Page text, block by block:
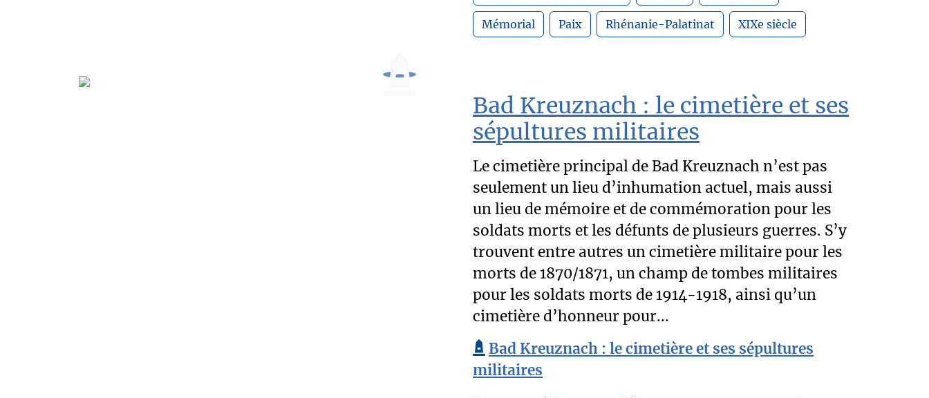
Mémorial Paix Rhénanie-Palatinat XIXe siècle
Bad Kreuznach : le cimetière et ses
sépultures militaires
Le cimetière principal de Bad Kreuznach n’est pas
seulement un lieu d’inhumation actuel, mais aussi
un lieu de mémoire et de commémoration pour les
soldats morts et les défunts de plusieurs guerres. S’y
trouvent entre autres un cimetière militaire pour les
morts de 1870/1871, un champ de tombes militaires
pour les soldats morts de 1914-1918, ainsi qu’un
cimetière d’honneur pour...
Bad Kreuznach : le cimetière et ses sépultures
militaires